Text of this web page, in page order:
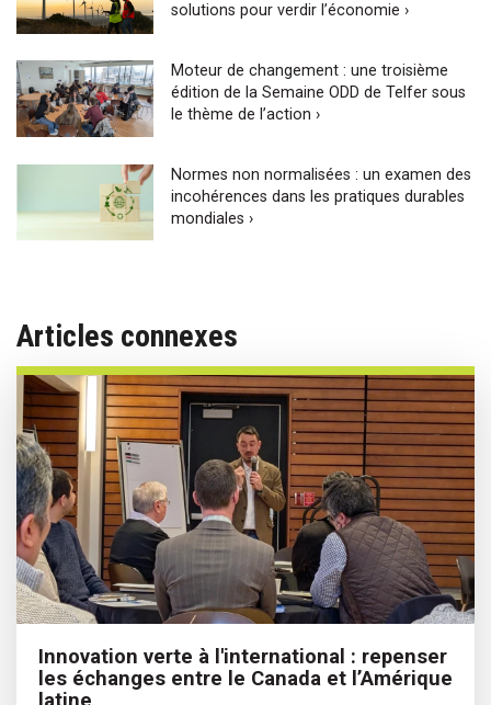
solutions pour verdir l’économie ›
Moteur de changement : une troisième
édition de la Semaine ODD de Telfer sous
le thème de l’action ›
Normes non normalisées : un examen des
incohérences dans les pratiques durables
mondiales ›
Articles connexes
Innovation verte à l'international : repenser
les échanges entre le Canada et l’Amérique